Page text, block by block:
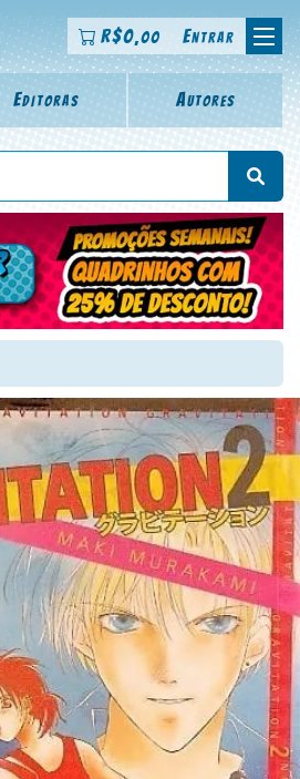
R$0,00 Entrar
Editoras Autores
personagem, série, escritor,